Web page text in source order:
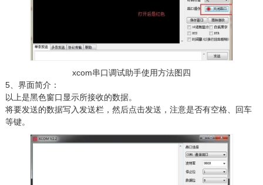
xcom串口调试助手使用方法图四
5、界面简介：
以上是黑色窗口显示所接收的数据。
将要发送的数据写入发送栏，然后点击发送，注意是否有空格、回车
等键。